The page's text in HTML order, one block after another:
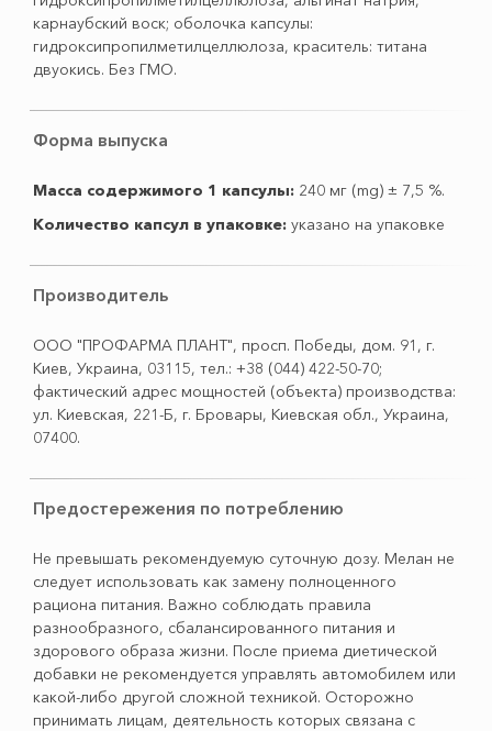
карнаубский воск; оболочка капсулы:
гидроксипропилметилцеллюлоза, краситель: титана
двуокись. Без ГМО.
Форма выпуска
Масса содержимого 1 капсулы: 240 мг (mg) ± 7,5 %.
Количество капсул в упаковке: указано на упаковке
Производитель
ООО "ПРОФАРМА ПЛАНТ", просп. Победы, дом. 91, г.
Киев, Украина, 03115, тел.: +38 (044) 422-50-70;
фактический адрес мощностей (объекта) производства:
ул. Киевская, 221-Б, г. Бровары, Киевская обл., Украина,
07400.
Предостережения по потреблению
Не превышать рекомендуемую суточную дозу. Мелан не
следует использовать как замену полноценного
рациона питания. Важно соблюдать правила
разнообразного, сбалансированного питания и
здорового образа жизни. После приема диетической
добавки не рекомендуется управлять автомобилем или
какой-либо другой сложной техникой. Осторожно
принимать лицам, деятельность которых связана с